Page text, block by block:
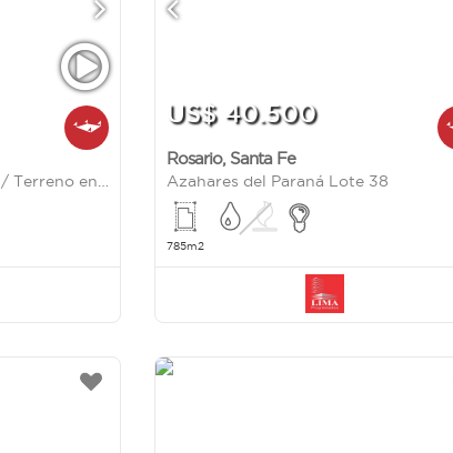
US$ 40.500
Rosario, Santa Fe
Azahares del Paraná Lote 38
785m2